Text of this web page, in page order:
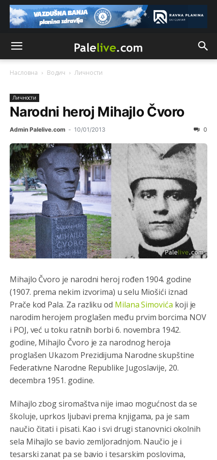
Насловна Водич Личности
Личности
Narodni heroj Mihajlo Čvoro
Admin Palelive.com - 10/01/2013 0
Mihajlo Čvoro je narodni heroj rođen 1904. godine
(1907. prema nekim izvorima) u selu Miošići iznad
Prače kod Pala. Za razliku od Milana Simovića koji je
narodim herojem proglašen među prvim borcima NOV
i POJ, već u toku ratnih borbi 6. novembra 1942.
godine, Mihajlo Čvoro je za narodnog heroja
proglašen Ukazom Prezidijuma Narodne skupštine
Federativne Narodne Republike Jugoslavije, 20.
decembra 1951. godine.
Mihajlo zbog siromaštva nije imao mogućnost da se
školuje, uprkos ljubavi prema knjigama, pa je sam
naučio čitati i pisati. Kao i svi drugi stanovnici okolnih
sela Mihajlo se bavio zemljoradnjom. Naučio je i
tesarski zanat pa se bavio i tesarskim poslovima,